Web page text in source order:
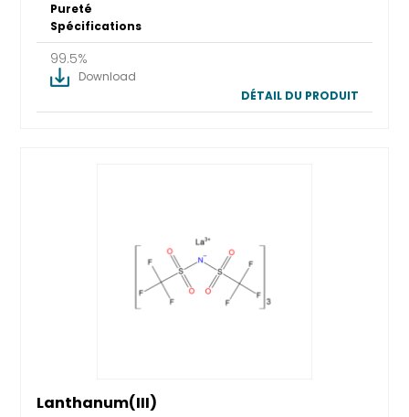
Pureté
Spécifications
99.5%
Download
DÉTAIL DU PRODUIT
Lanthanum(III)